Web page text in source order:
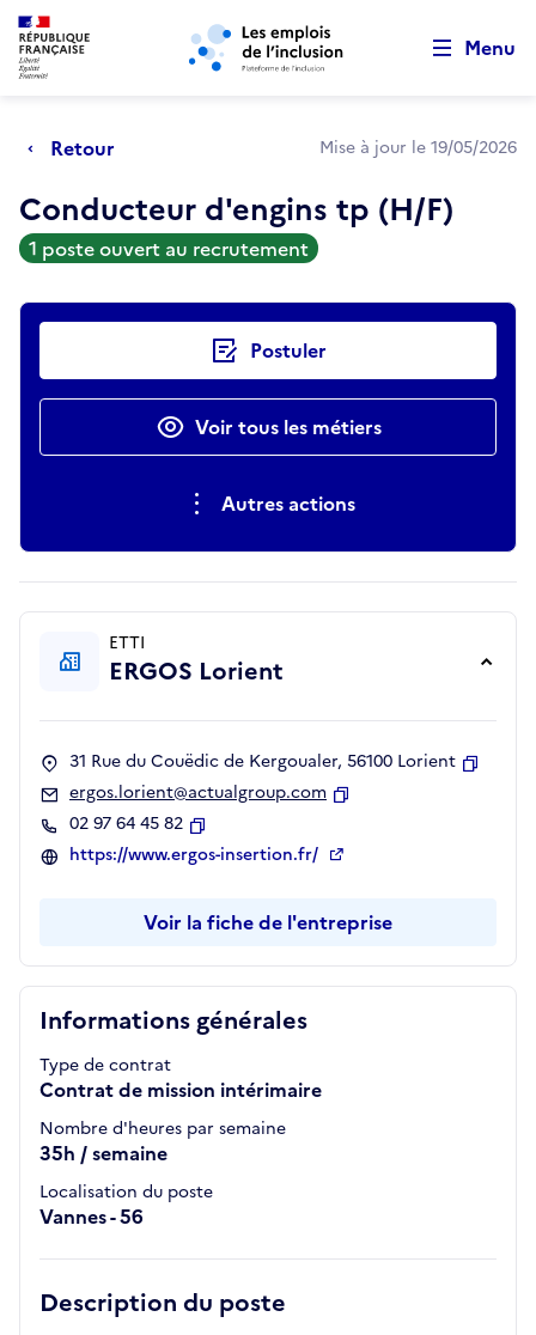
Aller au menu principal Aller au contenu principal
Menu
Retour Mise à jour le 19/05/2026
Conducteur d'engins tp (H/F)
1 poste ouvert au recrutement
Actions rapides Postuler
Voir tous les métiers
Autres actions
Informations générales
Type de contrat
Contrat de mission intérimaire
Nombre d'heures par semaine
35h / semaine
Localisation du poste
Vannes - 56
Description du poste
ETTI
ERGOS Lorient
31 Rue du Couëdic de Kergoualer, 56100 Lorient
ergos.lorient@actualgroup.com
02 97 64 45 82
Copier
https://www.ergos-insertion.fr/
Voir la fiche de l'entreprise
Retour au début de la page
Panneau de gestion des cookies